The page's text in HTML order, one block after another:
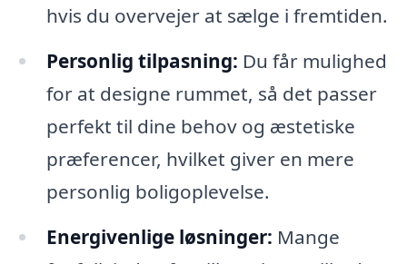
hvis du overvejer at sælge i fremtiden.
Personlig tilpasning: Du får mulighed
for at designe rummet, så det passer
perfekt til dine behov og æstetiske
præferencer, hvilket giver en mere
personlig boligoplevelse.
Energivenlige løsninger: Mange